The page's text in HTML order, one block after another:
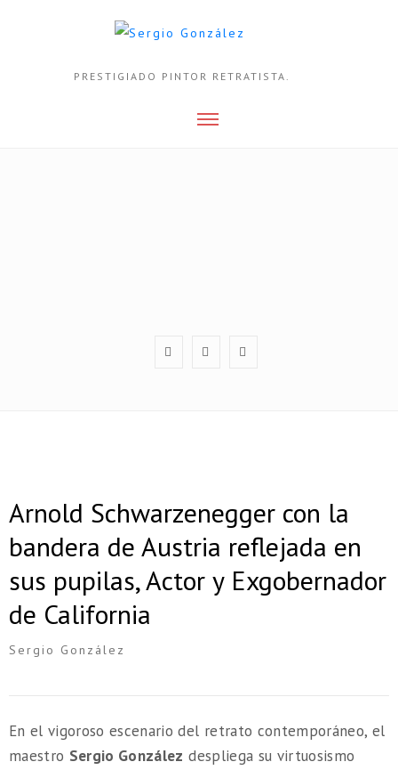
PRESTIGIADO PINTOR RETRATISTA.
Arnold Schwarzenegger con la
bandera de Austria reflejada en
sus pupilas, Actor y Exgobernador
de California
Sergio González
En el vigoroso escenario del retrato contemporáneo, el
maestro Sergio González despliega su virtuosismo